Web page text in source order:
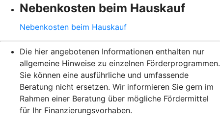
Nebenkosten beim Hauskauf
Nebenkosten beim Hauskauf
Die hier angebotenen Informationen enthalten nur
allgemeine Hinweise zu einzelnen Förderprogrammen.
Sie können eine ausführliche und umfassende
Beratung nicht ersetzen. Wir informieren Sie gern im
Rahmen einer Beratung über mögliche Fördermittel
für Ihr Finanzierungsvorhaben.